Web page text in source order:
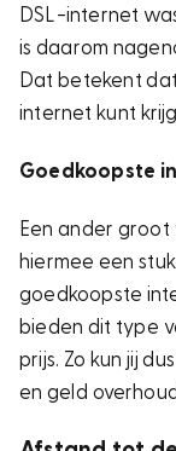
DSL-internet
is daarom
Dat betekent
internet kunt
Goedkoopste
Een ander
hiermee een
goedkoopste
bieden dit type
prijs. Zo kun jij
en geld